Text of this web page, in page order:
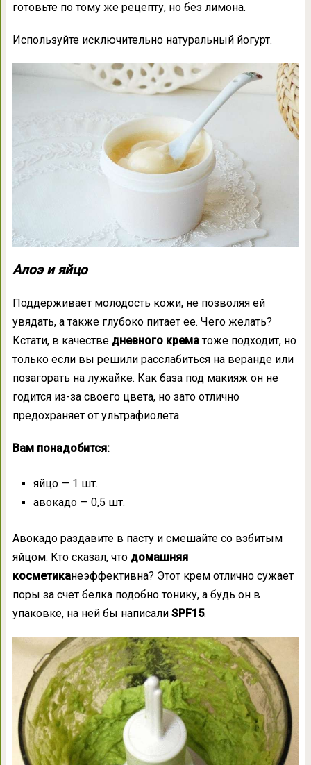
готовьте по тому же рецепту, но без лимона.
Используйте исключительно натуральный йогурт.
Алоэ и яйцо
Поддерживает молодость кожи, не позволяя ей
увядать, а также глубоко питает ее. Чего желать?
Кстати, в качестве дневного крематоже подходит, но
только если вы решили расслабиться на веранде или
позагорать на лужайке. Как база под макияж он не
годится из-за своего цвета, но зато отлично
предохраняет от ультрафиолета.
Вам понадобится:
яйцо — 1 шт.
авокадо — 0,5 шт.
Авокадо раздавите в пасту и смешайте со взбитым
яйцом. Кто сказал, что домашняя
косметиканеэффективна? Этот крем отлично сужает
поры за счет белка подобно тонику, а будь он в
упаковке, на ней бы написали SPF15.